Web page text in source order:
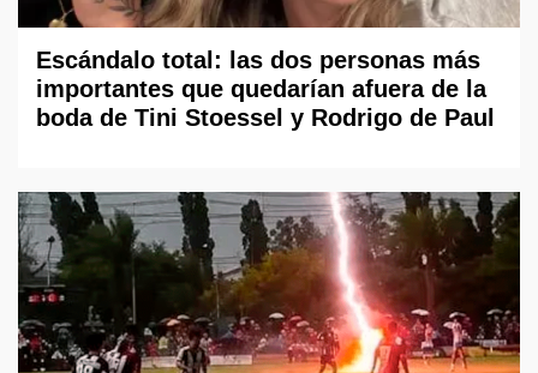
Escándalo total: las dos personas más
importantes que quedarían afuera de la
boda de Tini Stoessel y Rodrigo de Paul